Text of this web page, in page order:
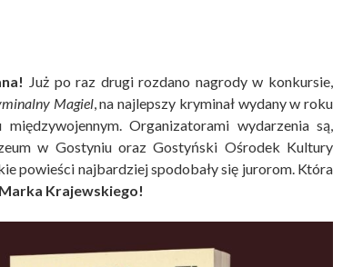
Już po raz drugi rozdano nagrody w konkursie,
Magiel, na najlepszy kryminał wydany w roku
Organizatorami wydarzenia są,
w Gostyniu oraz Gostyński Ośrodek Kultury
powieści najbardziej spodobały się jurorom. Która
Krajewskiego!